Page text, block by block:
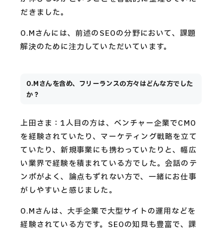
だきました。
O.Mさんには、前述のSEOの分野において、課題
解決のために注力していただいています。
O.Mさんを含め、フリーランスの方々はどんな方でした
か？
上田さま：1人目の方は、ベンチャー企業でCMO
を経験されていたり、マーケティング戦略を立て
ていたり、新規事業にも携わっていたりと、幅広
い業界で経験を積まれている方でした。会話のテ
ンポがよく、論点もずれない方で、一緒にお仕事
がしやすいと感じました。
O.Mさんは、大手企業で大型サイトの運用などを
経験されている方です。SEOの知見も豊富で、課